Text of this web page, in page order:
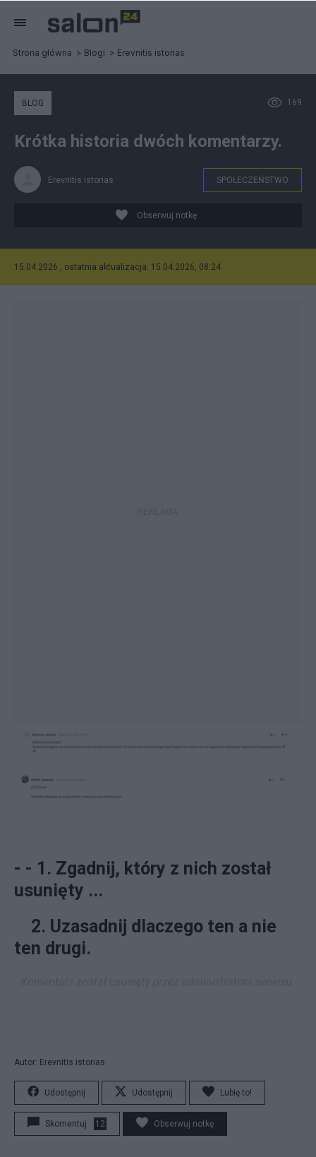
Strona główna Blogi Erevnitis istorias
169
BLOG
Krótka historia dwóch komentarzy.
Erevnitis istorias SPOŁECZEŃSTWO
Obserwuj notkę
15.04.2026 , ostatnia aktualizacja: 15.04.2026, 08:24
- - 1. Zgadnij, który z nich został
usunięty ...
2. Uzasadnij dlaczego ten a nie
ten drugi.
Autor: Erevnitis istorias
Udostępnij Udostępnij Lubię to!
Skomentuj 12 Obserwuj notkę